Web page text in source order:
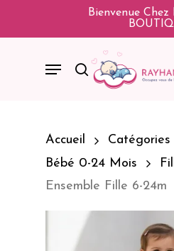
Bienvenue
Search
Menu
Accueil Catégories
Bébé 0-24 Mois
Ensemble Fille 6-24m